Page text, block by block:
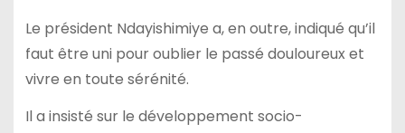
Le président Ndayishimiye a, en outre, indiqué qu’il
faut être uni pour oublier le passé douloureux et
vivre en toute sérénité.
Il a insisté sur le développement socio-